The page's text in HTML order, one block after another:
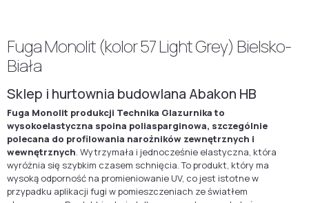
Fuga Monolit (kolor 57 Light Grey) Bielsko-
Biała
Sklep i hurtownia budowlana Abakon HB
Fuga Monolit produkcji Technika Glazurnika to
wysokoelastyczna spoina poliasparginowa, szczególnie
polecana do profilowania narożników zewnętrznych i
wewnętrznych . Wytrzymała i jednocześnie elastyczna, która
wyróżnia się szybkim czasem schnięcia. To produkt, który ma
wysoką odporność na promieniowanie UV, co jest istotne w
przypadku aplikacji fugi w pomieszczeniach ze światłem